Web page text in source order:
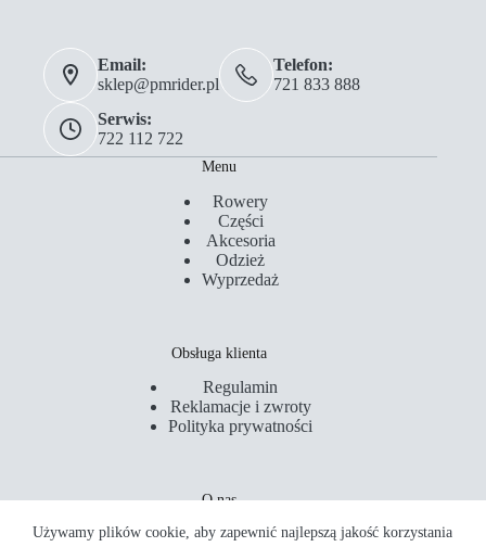
Używamy plików cookie, aby zapewnić najlepszą jakość korzystania
Email:
sklep@pmrider.pl
Telefon:
721 833 888
Serwis:
722 112 722
Menu
Rowery
Części
Akcesoria
Odzież
Wyprzedaż
Obsługa klienta
Regulamin
Reklamacje i zwroty
Polityka prywatności
O nas
Kontakt